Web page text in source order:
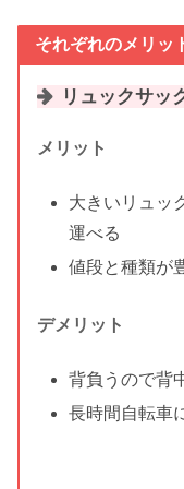
それぞれのメリッ
リュックサッ
メリット
大きいリュッ
運べる
値段と種類が
デメリット
背負うので背
長時間自転車